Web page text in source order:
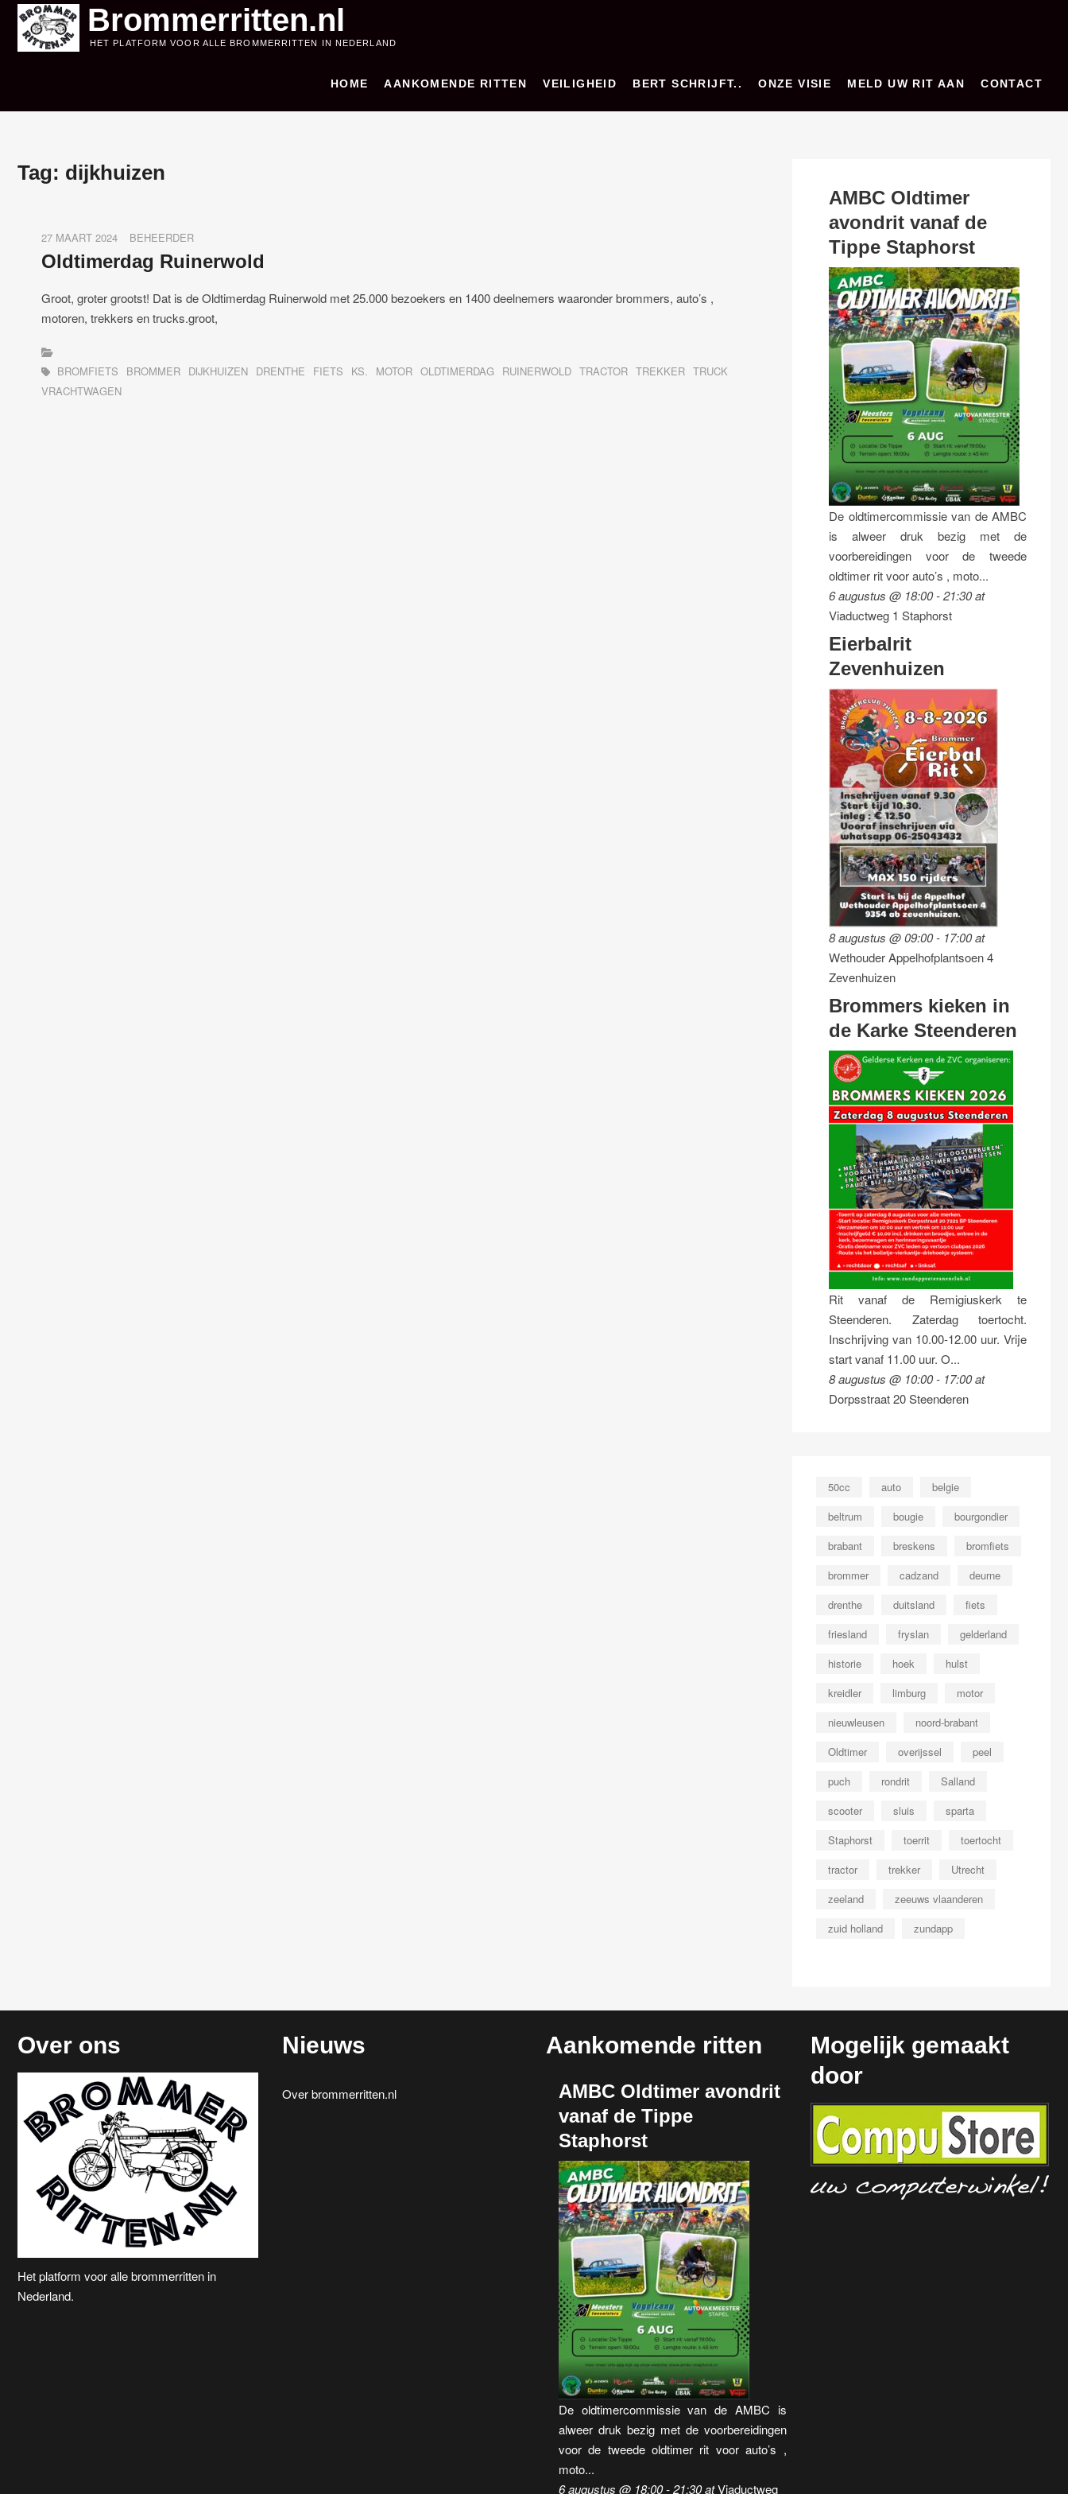
Skip
content
Brommerritten.nl
HET PLATFORM VOOR ALLE BROMMERRITTEN IN NEDERLAND
HOME AANKOMENDE RITTEN VEILIGHEID BERT SCHRIJFT.. ONZE VISIE MELD UW RIT AAN CONTACT
Tag: dijkhuizen
27 MAART 2024 BEHEERDER
Oldtimerdag Ruinerwold
Groot, groter grootst! Dat is de Oldtimerdag Ruinerwold met 25.000 bezoekers en 1400 deelnemers waaronder brommers, auto’s ,
motoren, trekkers en trucks.groot,
BROMFIETS BROMMER DIJKHUIZEN DRENTHE FIETS KS. MOTOR OLDTIMERDAG RUINERWOLD TRACTOR TREKKER TRUCK
VRACHTWAGEN
AMBC Oldtimer
avondrit vanaf de
Tippe Staphorst
De oldtimercommissie van de AMBC
is alweer druk bezig met de
voorbereidingen voor de tweede
oldtimer rit voor auto’s , moto...
6 augustus @ 18:00-21:30at
Viaductweg 1 Staphorst
Eierbalrit
Zevenhuizen
8 augustus @ 09:00- 17:00at
Wethouder Appelhofplantsoen 4
Zevenhuizen
Brommers kieken in
de Karke Steenderen
Rit vanaf de Remigiuskerk te
Steenderen. Zaterdag toertocht.
Inschrijving van 10.00-12.00 uur. Vrije
start vanaf 11.00 uur. O...
8 augustus @ 10:00- 17:00at
Dorpsstraat 20 Steenderen
50cc auto
belgie
beltrum
bougie
bourgondier
brabant
breskens
bromfiets
brommer
cadzand
deurne
drenthe
duitsland
fiets
friesland
fryslan
gelderland
historie
hoek
hulst
kreidler
limburg
motor
nieuwleusen
noord-brabant
Oldtimer
overijssel
peel
puch
rondrit
Salland
scooter
sluis
sparta
Staphorst
toerrit
toertocht
tractor
trekker
Utrecht
zeeland
zeeuws vlaanderen
zuid holland
zundapp
Over ons
Het platform voor alle brommerritten in
Nederland.
Nieuws
Over brommerritten.nl
Aankomende ritten
AMBC Oldtimer avondrit
vanaf de Tippe
Staphorst
De oldtimercommissie van de AMBC is
alweer druk bezig met de voorbereidingen
voor de tweede oldtimer rit voor auto’s ,
moto...
6 augustus @ 18:00-21:30atViaductweg
Mogelijk gemaakt
door